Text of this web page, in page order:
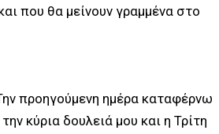
που θα μείνουν γραμμένα στο
προηγούμενη ημέρα καταφέρνω
κύρια δουλειά μου και η Τρίτη